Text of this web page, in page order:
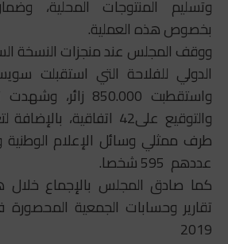
وتسليم المنتوجات المحلية،
بخصوص هذه العملية.
ووقف المجلس عند منجزات النسخة
الدولي للفلاحة التي استقبلت
والتوقيع على42 اتفاقية،
طرف ممثلي وسائل الإعلام الوطنية
عددهم 595 شخصا.
كما صادق المجلس بالإجماع خلال
2019